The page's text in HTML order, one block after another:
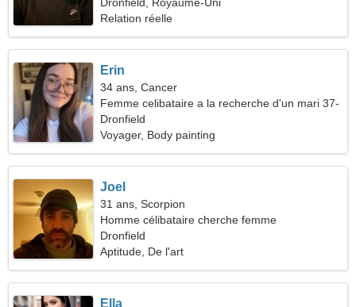
Relation réelle
Erin
34 ans, Cancer
Femme celibataire a la recherche d'un mari 37-
44
Dronfield
Voyager, Body painting
Joel
31 ans, Scorpion
Homme célibataire cherche femme
Dronfield
Aptitude, De l'art
Ella